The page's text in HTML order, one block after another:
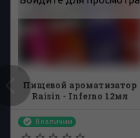
Пищевой ароматизатор
Raisin - Inferno 12мл
В наличии